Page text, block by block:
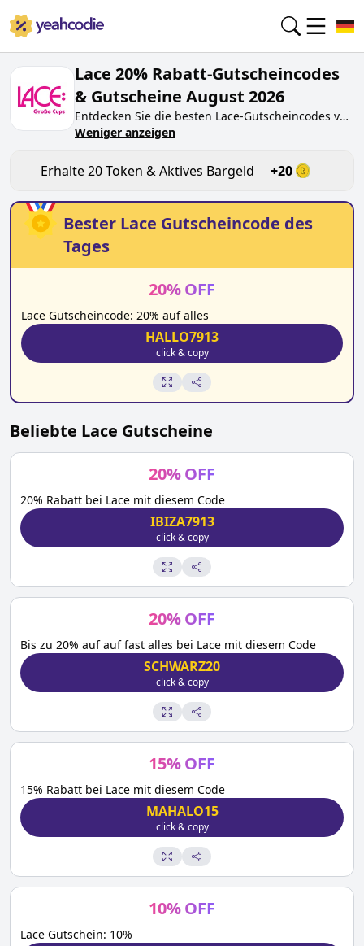
Lace 20% Rabatt-Gutscheincodes
& Gutscheine August 2026
Entdecken Sie die besten Lace-Gutscheincodes von
heute fürAugust 2026
beilace.de, indem Sie den Code testen. Erhalten
Sie Belohnungen, wenn Sie Lace-Gutscheincodes
einreichen und anderen Käufern beim Sparen
Weniger anzeigen
Erhalte20Token & Aktives Bargeld +20
Bester Lace Gutscheincode des
Tages
20%OFF
Lace Gutscheincode: 20% auf alles
HALLO7913
click & copy
Beliebte Lace Gutscheine
20%OFF
20% Rabatt bei Lace mit diesem Code
IBIZA7913
click & copy
20%OFF
Bis zu 20% auf auf fast alles bei Lace mit diesem Code
SCHWARZ20
click & copy
15%OFF
15% Rabatt bei Lace mit diesem Code
MAHALO15
click & copy
10%OFF
Lace Gutschein: 10%